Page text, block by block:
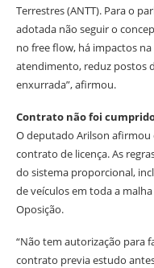
Terrestres (ANTT). Para o
adotada não seguir o
no free flow, há impactos
atendimento, reduz postos
enxurrada”, afirmou.
Contrato não foi
O deputado Arilson
contrato de licença. As
do sistema proporcional,
de veículos em toda a
Oposição.
“Não tem autorização para
contrato previa estudo